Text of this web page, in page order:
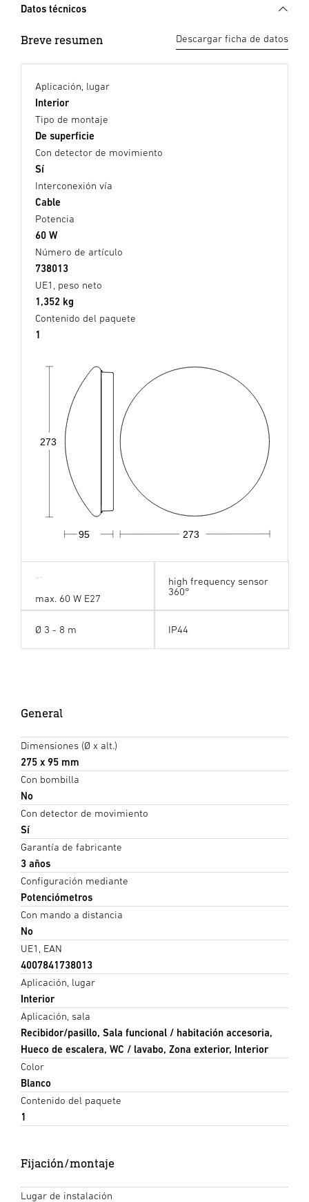
Datos técnicos
Breve resumen Descargar ficha de datos
Aplicación, lugar
Interior
Tipo de montaje
De superficie
Con detector de movimiento
Sí
Interconexión vía
Cable
Potencia
60 W
Número de artículo
738013
UE1, peso neto
1,352 kg
Contenido del paquete
1
95 273
273
max. 60 W E27
high frequency sensor
360°
Ø 3 - 8 m IP44
General
Dimensiones (Ø x alt.)
275 x 95 mm
Con bombilla
No
Con detector de movimiento
Sí
Garantía de fabricante
3 años
Configuración mediante
Potenciómetros
Con mando a distancia
No
UE1, EAN
4007841738013
Aplicación, lugar
Interior
Aplicación, sala
Recibidor/pasillo, Sala funcional / habitación accesoria,
Hueco de escalera, WC / lavabo, Zona exterior, Interior
Color
Blanco
Contenido del paquete
1
Fijación/montaje
Lugar de instalación